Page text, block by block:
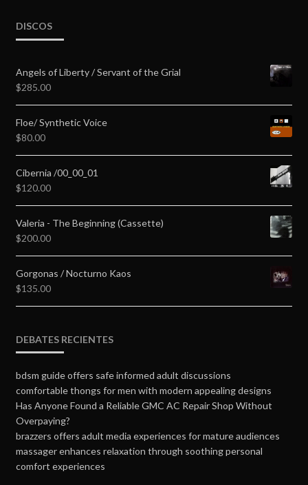
DISCOS
Angels of Liberty / Servant of the Grial
$285.00
Floe/ Synthetic Voice
$80.00
Cibernia /00_00_01
$120.00
Valeria - The Beginning (Cassette)
$200.00
Gorgonas / Nocturno Kaos
$135.00
DEBATES RECIENTES
bdsm guide offers safe informed adult discussions
comfortable thongs for men with modern appealing designs
Has Anyone Found a Reliable GMC AC Repair Shop Without
Overpaying?
brazzers offers adult media experiences for mature audiences
massager enhances relaxation through soothing personal
comfort experiences